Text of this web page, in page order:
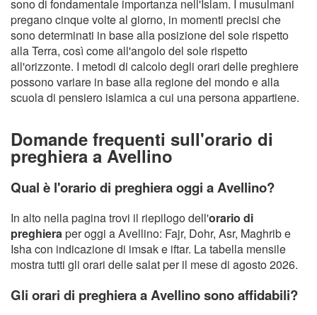
sono di fondamentale importanza nell'Islam. I musulmani
pregano cinque volte al giorno, in momenti precisi che
sono determinati in base alla posizione del sole rispetto
alla Terra, così come all'angolo del sole rispetto
all'orizzonte. I metodi di calcolo degli orari delle preghiere
possono variare in base alla regione del mondo e alla
scuola di pensiero islamica a cui una persona appartiene.
Domande frequenti sull'orario di
preghiera a Avellino
Qual è l'orario di preghiera oggi a Avellino?
In alto nella pagina trovi il riepilogo dell'orario di
preghieraper oggi a Avellino: Fajr, Dohr, Asr, Maghrib e
Isha con indicazione di imsak e iftar. La tabella mensile
mostra tutti gli orari delle salat per il mese di agosto 2026.
Gli orari di preghiera a Avellino sono affidabili?